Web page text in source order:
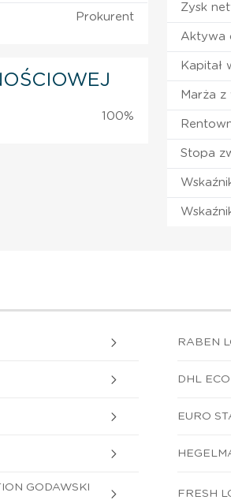
Prokurent
100%
Zysk
Aktywa
Kapitał
Marża
Stopa
RABEN
DHL
EURO
GODAWSKI
FRESH